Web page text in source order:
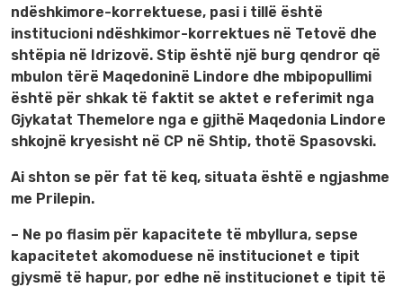
ndëshkimore-korrektuese, pasi i tillë është
institucioni ndëshkimor-korrektues në Tetovë dhe
shtëpia në Idrizovë. Stip është një burg qendror që
mbulon tërë Maqedoninë Lindore dhe mbipopullimi
është për shkak të faktit se aktet e referimit nga
Gjykatat Themelore nga e gjithë Maqedonia Lindore
shkojnë kryesisht në CP në Shtip, thotë Spasovski.
Ai shton se për fat të keq, situata është e ngjashme
me Prilepin.
– Ne po flasim për kapacitete të mbyllura, sepse
kapacitetet akomoduese në institucionet e tipit
gjysmë të hapur, por edhe në institucionet e tipit të